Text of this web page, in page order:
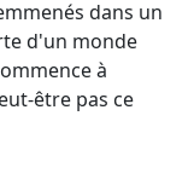
dans un
d'un monde
à
être pas ce